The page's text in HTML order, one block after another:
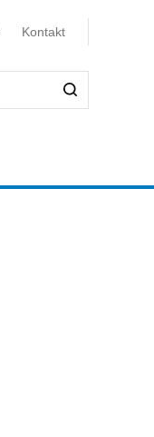
Kontakt